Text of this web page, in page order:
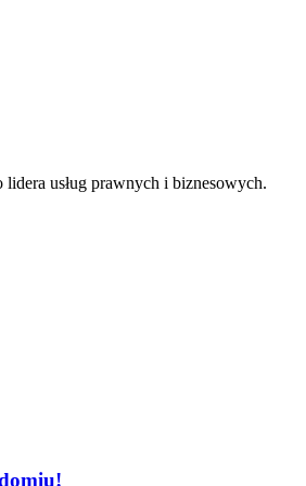
lidera usług prawnych i biznesowych.